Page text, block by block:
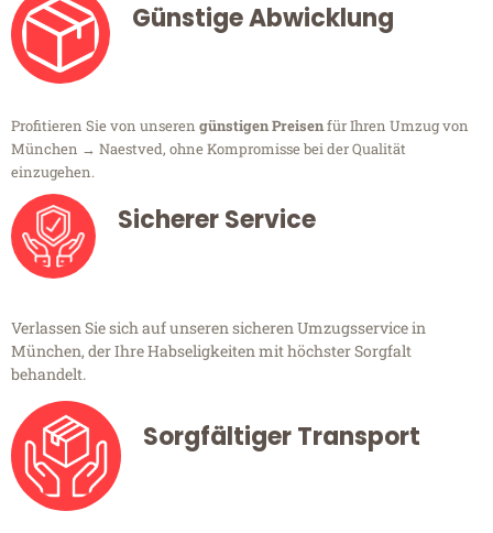
Günstige Abwicklung
Profitieren Sie von unseren günstigen Preisenfür Ihren Umzug von
München → Naestved, ohne Kompromisse bei der Qualität
einzugehen.
Sicherer Service
Verlassen Sie sich auf unseren sicheren Umzugsservice in
München, der Ihre Habseligkeiten mit höchster Sorgfalt
behandelt.
Sorgfältiger Transport